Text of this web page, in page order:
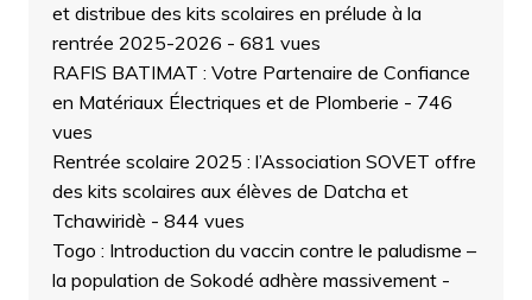
et distribue des kits scolaires en prélude à la
rentrée 2025-2026 - 681 vues
RAFIS BATIMAT : Votre Partenaire de Confiance
en Matériaux Électriques et de Plomberie - 746
vues
Rentrée scolaire 2025 : l’Association SOVET offre
des kits scolaires aux élèves de Datcha et
Tchawiridè - 844 vues
Togo : Introduction du vaccin contre le paludisme –
la population de Sokodé adhère massivement-